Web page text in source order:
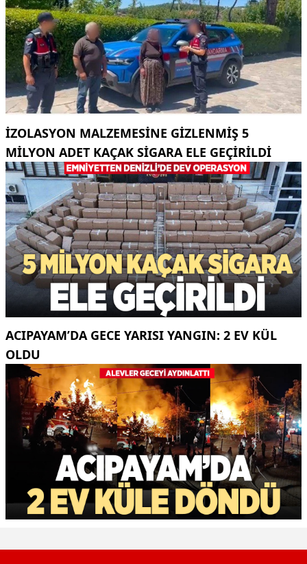
İZOLASYON MALZEMESINE GIZLENMIŞ 5
MILYON ADET KAÇAK SIGARA ELE GEÇIRILDI
ACIPAYAM’DA GECE YARISI YANGIN: 2 EV KÜL
OLDU